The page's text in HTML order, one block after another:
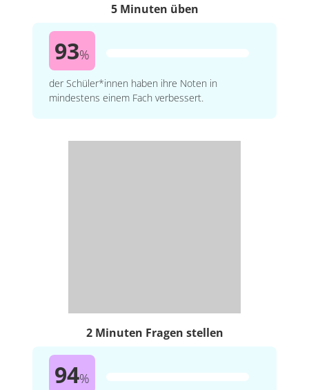
5 Minuten üben
93%
der Schüler*innen haben ihre Noten in
mindestens einem Fach verbessert.
2 Minuten Fragen stellen
94%